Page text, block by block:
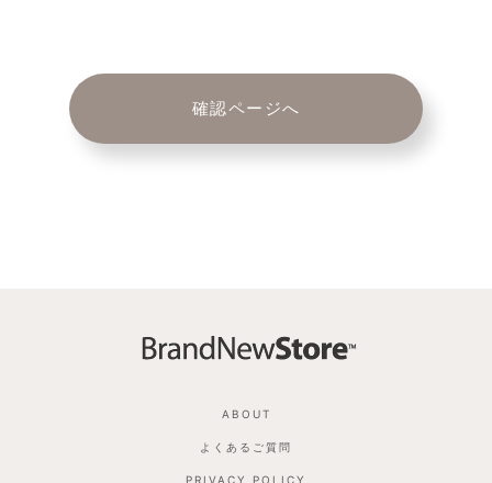
ABOUT
よくあるご質問
PRIVACY POLICY